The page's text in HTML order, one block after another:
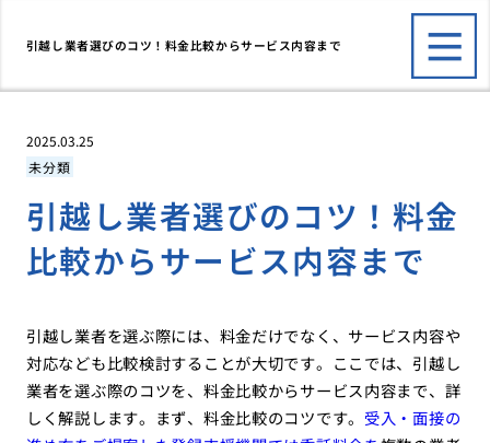
引越し業者選びのコツ！料金比較からサービス内容まで
2025.03.25
未分類
引越し業者選びのコツ！料金
比較からサービス内容まで
引越し業者を選ぶ際には、料金だけでなく、サービス内容や
対応なども比較検討することが大切です。ここでは、引越し
業者を選ぶ際のコツを、料金比較からサービス内容まで、詳
しく解説します。まず、料金比較のコツです。 受入・面接の